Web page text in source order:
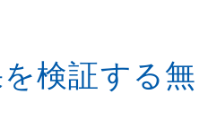
検証する無